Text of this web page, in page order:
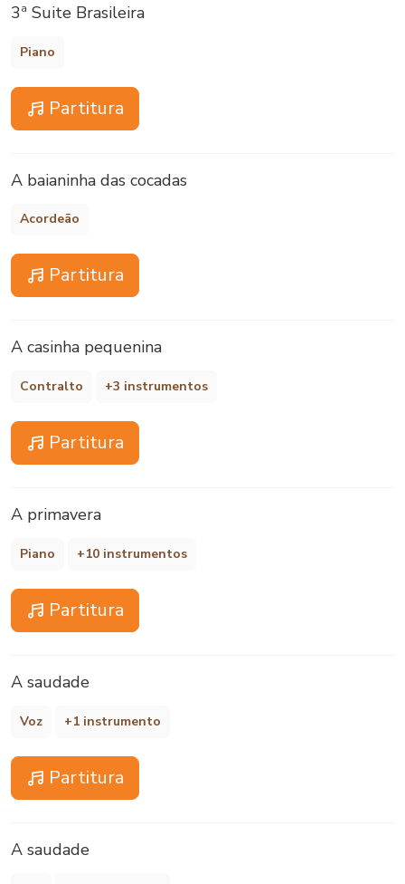
3ª Suite Brasileira
Piano
Partitura
A baianinha das cocadas
Acordeão
Partitura
A casinha pequenina
Contralto +3 instrumentos
Partitura
A primavera
Piano +10 instrumentos
Partitura
A saudade
Voz +1 instrumento
Partitura
A saudade